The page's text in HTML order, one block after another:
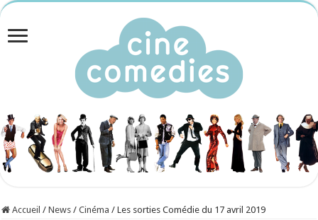
Accueil / News / Cinéma / Les sorties Comédie du 17 avril 2019